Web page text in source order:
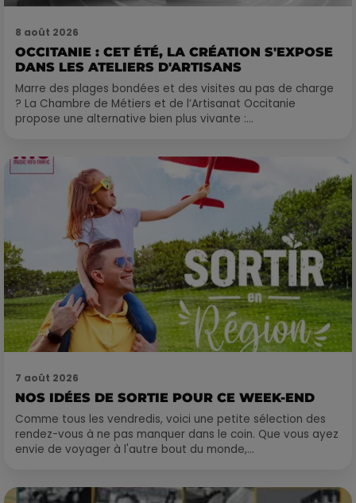
8 août 2026
OCCITANIE : CET ÉTÉ, LA CRÉATION S'EXPOSE
DANS LES ATELIERS D'ARTISANS
Marre des plages bondées et des visites au pas de charge
? La Chambre de Métiers et de l’Artisanat Occitanie
propose une alternative bien plus vivante :...
7 août 2026
NOS IDÉES DE SORTIE POUR CE WEEK-END
Comme tous les vendredis, voici une petite sélection des
rendez-vous à ne pas manquer dans le coin. Que vous ayez
envie de voyager à l'autre bout du monde,...